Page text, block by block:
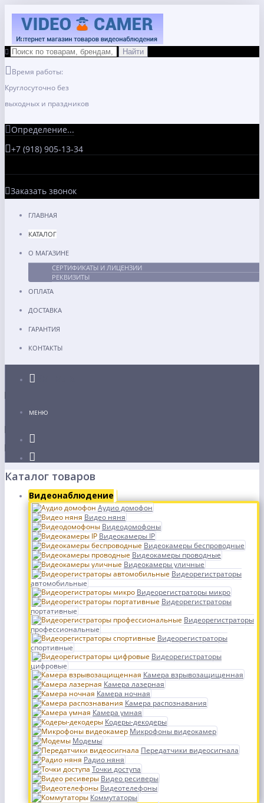
Время работы:
Круглосуточно без
выходных и праздников
Определение...
+7 (918) 905-13-34
Заказать звонок
ГЛАВНАЯ
КАТАЛОГ
О МАГАЗИНЕ
СЕРТИФИКАТЫ И ЛИЦЕНЗИИ
РЕКВИЗИТЫ
ОПЛАТА
ДОСТАВКА
ГАРАНТИЯ
КОНТАКТЫ
МЕНЮ
Каталог товаров
Видеонаблюдение
Аудио домофон
Видео няня
Видеодомофоны
Видеокамеры IP
Видеокамеры беспроводные
Видеокамеры проводные
Видеокамеры уличные
Видеорегистраторы
автомобильные
Видеорегистраторы микро
Видеорегистраторы
портативные
Видеорегистраторы
профессиональные
Видеорегистраторы
спортивные
Видеорегистраторы
цифровые
Камера взрывозащищенная
Камера лазерная
Камера ночная
Камера распознавания
Камера умная
Кодеры-декодеры
Микрофоны видеокамер
Модемы
Передатчики видеосигнала
Радио няня
Точки доступа
Видео ресиверы
Видеотелефоны
Коммутаторы